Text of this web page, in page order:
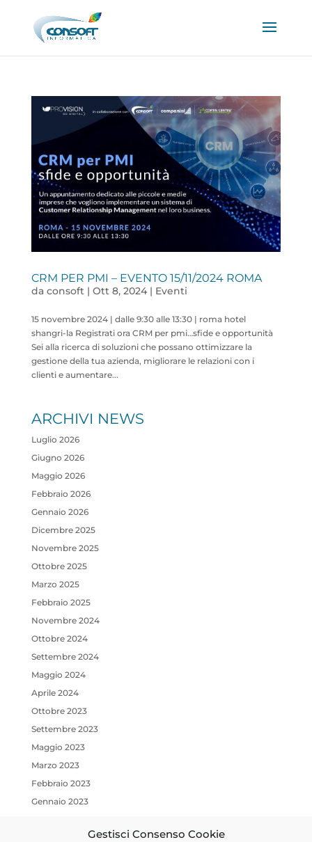
Gestisci Consenso Cookie
CRM PER PMI – EVENTO 15/11/2024 ROMA
da consoft| Ott 8, 2024| Eventi
15 novembre 2024 | dalle 9:30 alle 13:30 | roma hotel
shangri-la Registrati ora CRM per pmi…sfide e opportunità​​
Sei alla ricerca di soluzioni che possano ottimizzare la
gestione della tua azienda, migliorare le relazioni con i
clienti e aumentare...
ARCHIVI NEWS
Luglio 2026
Giugno 2026
Maggio 2026
Febbraio 2026
Gennaio 2026
Dicembre 2025
Novembre 2025
Ottobre 2025
Marzo 2025
Febbraio 2025
Novembre 2024
Ottobre 2024
Settembre 2024
Maggio 2024
Aprile 2024
Ottobre 2023
Settembre 2023
Maggio 2023
Marzo 2023
Febbraio 2023
Gennaio 2023